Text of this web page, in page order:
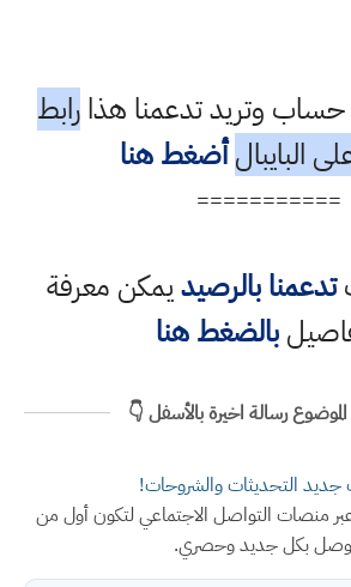
حساب وتريد تدعمنا هذارابط
البايبال أضغط هنا
===========
تدعمنا بالرصيديمكن معرفة
بالضغط هنا
رسالة اخيرة بالأسفل 👇
جديد التحديثات والشروحات!
عبر منصات التواصل الاجتماعي لتكون أول من
بكل جديد وحصري.